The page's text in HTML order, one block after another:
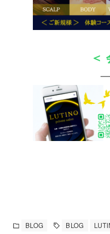
＜
BLOG BLOG